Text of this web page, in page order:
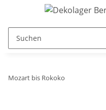
Mozart bis Rokoko